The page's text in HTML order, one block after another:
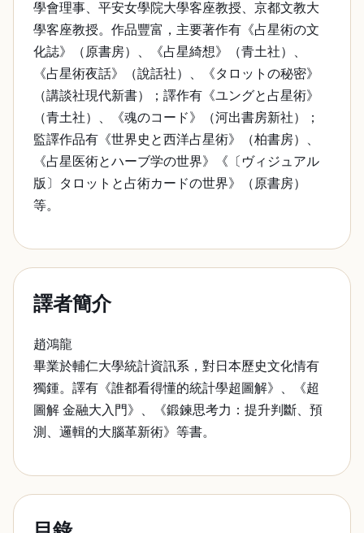
學會理事、平安女學院大學客座教授、京都文教大
學客座教授。作品豐富，主要著作有《占星術の文
化誌》（原書房）、《占星綺想》（青土社）、
《占星術夜話》（說話社）、《タロットの秘密》
（講談社現代新書）；譯作有《ユングと占星術》
（青土社）、《魂のコード》（河出書房新社）；
監譯作品有《世界史と西洋占星術》（柏書房）、
《占星医術とハーブ学の世界》《〔ヴィジュアル
版〕タロットと占術カードの世界》（原書房）
等。
譯者簡介
趙鴻龍
畢業於輔仁大學統計資訊系，對日本歷史文化情有
獨鍾。譯有《誰都看得懂的統計學超圖解》、《超
圖解 金融大入門》、《鍛鍊思考力：提升判斷、預
測、邏輯的大腦革新術》等書。